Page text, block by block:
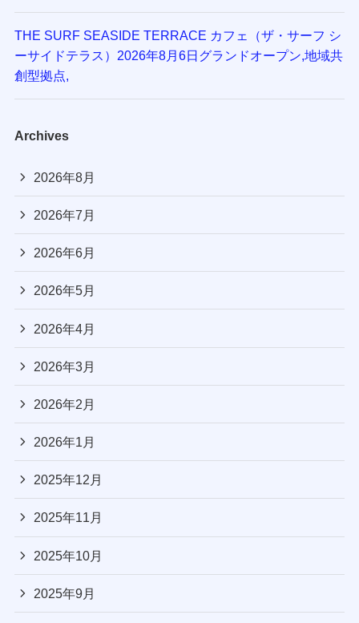
THE SURF SEASIDE TERRACE カフェ（ザ・サーフ シ
ーサイドテラス）2026年8月6日グランドオープン,地域共
創型拠点,
Archives
2026年8月
2026年7月
2026年6月
2026年5月
2026年4月
2026年3月
2026年2月
2026年1月
2025年12月
2025年11月
2025年10月
2025年9月